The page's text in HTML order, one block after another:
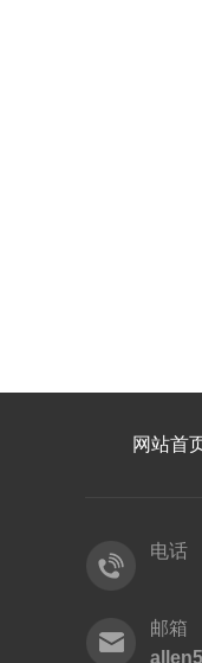
网站首
电话
邮箱